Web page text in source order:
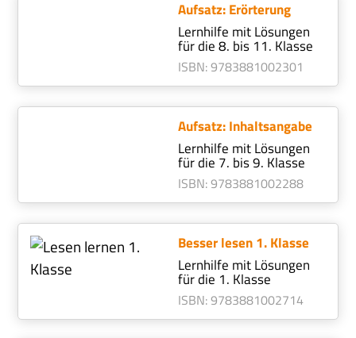
Aufsatz: Erörterung
Lernhilfe mit Lösungen
für die 8. bis 11. Klasse
ISBN:9783881002301
Aufsatz: Inhaltsangabe
Lernhilfe mit Lösungen
für die 7. bis 9. Klasse
ISBN:9783881002288
Besser lesen 1. Klasse
Lernhilfe mit Lösungen
für die 1. Klasse
ISBN:9783881002714